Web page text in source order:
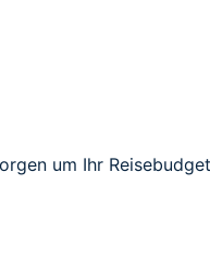
um Ihr